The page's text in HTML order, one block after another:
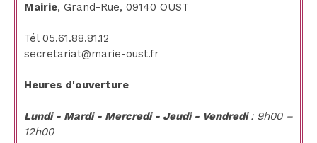
Mairie, Grand-Rue, 09140 OUST
Tél 05.61.88.81.12
secretariat@marie-oust.fr
Heures d'ouverture
Lundi - Mardi - Mercredi - Jeudi - Vendredi: 9h00 –
12h00